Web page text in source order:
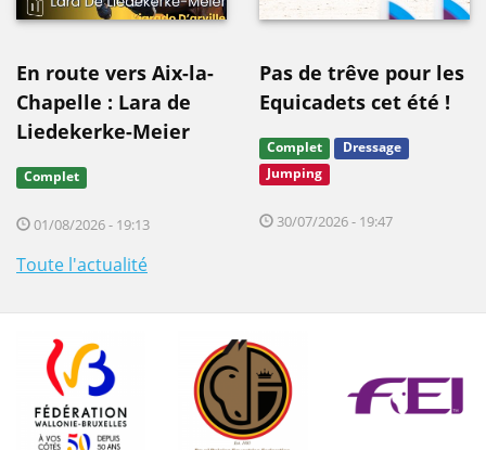
En route vers Aix-la-
Chapelle : Lara de
Liedekerke-Meier
Complet
01/08/2026 - 19:13
Pas de trêve pour les
Equicadets cet été !
Complet
Dressage
Jumping
30/07/2026 - 19:47
Toute l'actualité